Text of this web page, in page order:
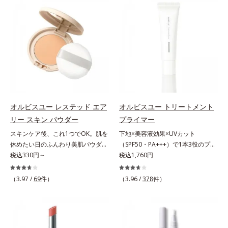
ションのすき間にフィットし、凹凸
や毛穴をフラットに整えます。また
お直しと同時にうるおいを補給。さ
らに余分な皮脂を吸着して、水分と
皮脂のバランスをコントロールし、
メイクがくずれにくい肌へ。“立て
直す”ことにこだわった設計で、メ
み、ポンポンするだけでキレイが復
活します。リキッド、クッション、
パウダー、どんなファンデーション
の上に重ねてもOK。携帯に便利な
コンパクトタイプです。
仕上げる3種のパウダー（高いカバ
ー力と艶を実現するパウダー・ムラ
のないなめらかな肌に整えるパウダ
ー・自然な血色感をプラスする(*1)
パウダー）を配合。さらに体温でと
やかに密着してうるおいが続きま
す。粉浮きや厚塗り感の少ない、リ
キッド派にもおすすめのパウダーフ
ァンデーションです。*1 メイク効
果による *2 保湿成分
オルビスユー レステッド エア
リー スキン パウダー
スキンケア後、これ1つでOK。肌を
休めたい日のふんわり美肌パウダ
ー。ふんわり美肌が叶う、うるおい
パウダーです。3色の光を操るパウ
ダーがツヤと透明感を演出。ソフト
ー。ふんわり軽いつけごこちながら
美肌質感を叶えます。さらに花粉や
税込330円～
（3.97 / 69件）
オルビスユー トリートメント
プライマー
下地×美容液効果×UVカット
（SPF50・PA+++）で1本3役のプラ
イマー。凹凸をつるんとなめらかに
(*1)整え、化粧ノリUPの高機能化粧
下地。“塗るたび高まる、素肌の美
る小ジワをカバーしてハリ肌に整え
る高機能化粧下地毛穴や小ジワの凹
税込1,760円
（3.96 /378件）